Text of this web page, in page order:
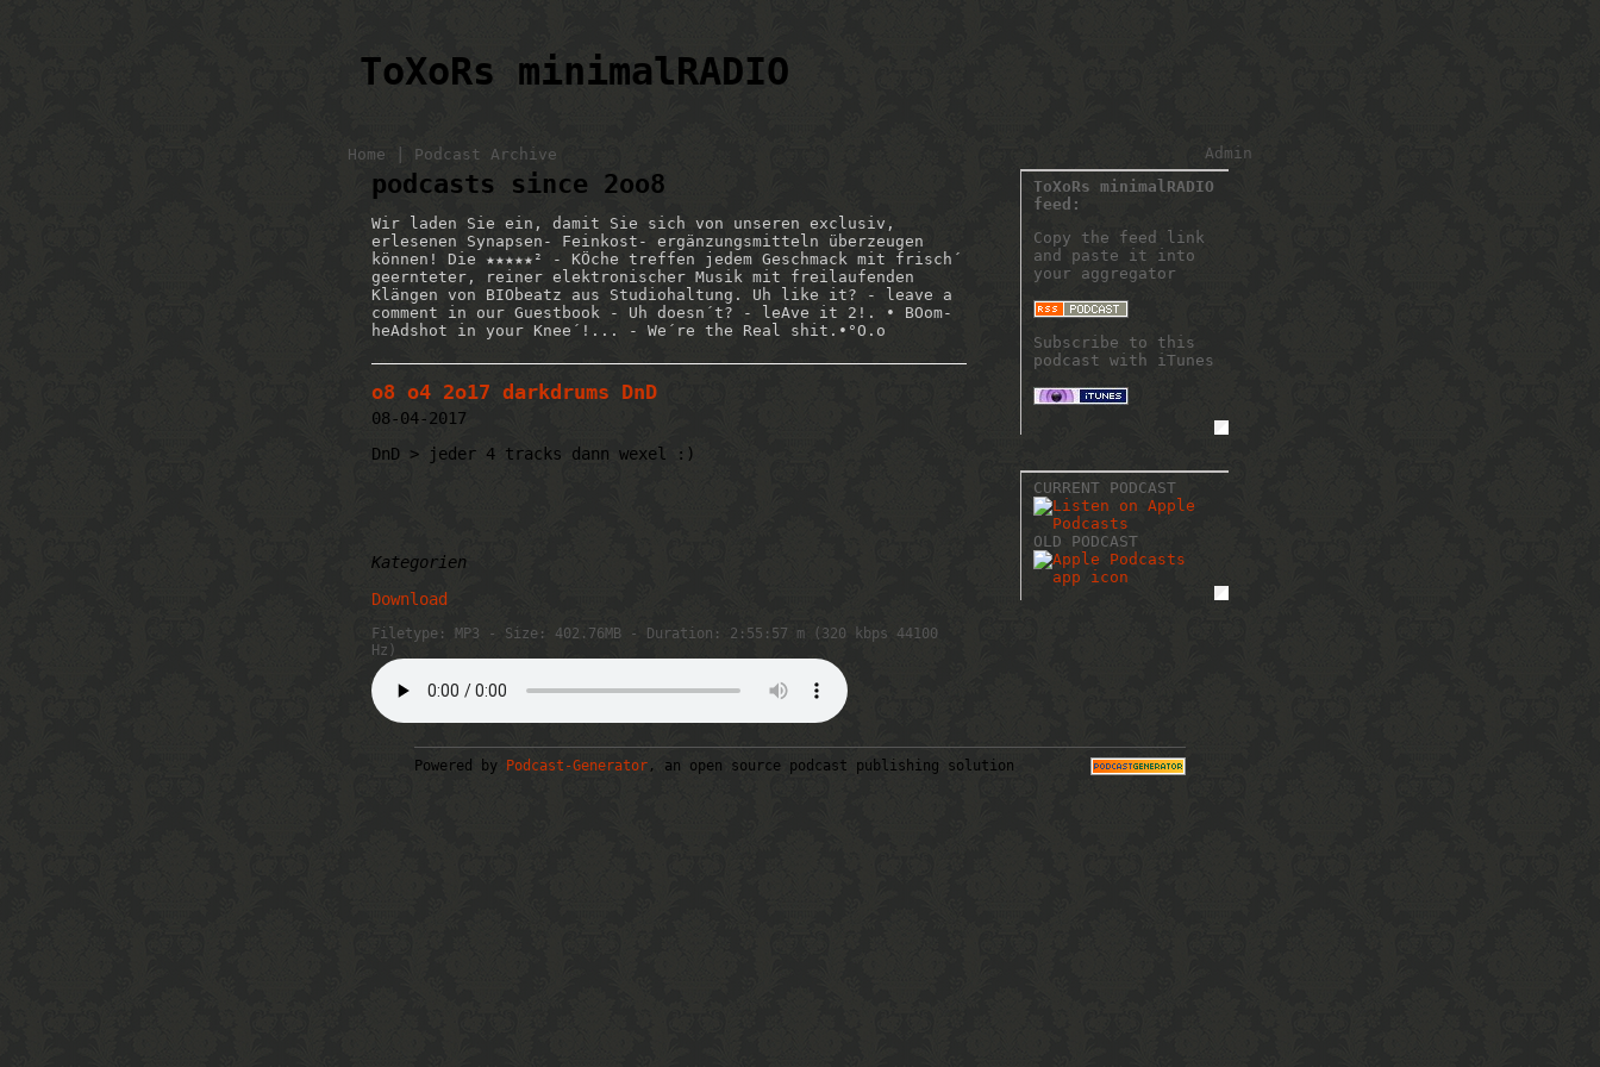
ToXoRs minimalRADIO
Admin
Home
Podcast Archive
ToXoRs minimalRADIO
feed:
Copy the feed link
and paste it into
your aggregator
Subscribe to this
podcast with iTunes
CURRENT PODCAST
OLD PODCAST
podcasts since 2oo8
Wir laden Sie ein, damit Sie sich von unseren exclusiv,
erlesenen Synapsen- Feinkost- ergänzungsmitteln überzeugen
können! Die ★★★★★² - KÖche treffen jedem Geschmack mit frisch´
geernteter, reiner elektronischer Musik mit freilaufenden
Klängen von BIObeatz aus Studiohaltung. Uh like it? - leave a
comment in our Guestbook - Uh doesn´t? - leAve it 2!. • BOom-
heAdshot in your Knee´!... - We´re the Real shit.•°O.o
o8 o4 2o17 darkdrums DnD
08-04-2017
DnD > jeder 4 tracks dann wexel :)
Kategorien
Download
Filetype: MP3 - Size: 402.76MB - Duration: 2:55:57 m (320 kbps 44100
Hz)
Powered by Podcast-Generator , an open source podcast publishing solution